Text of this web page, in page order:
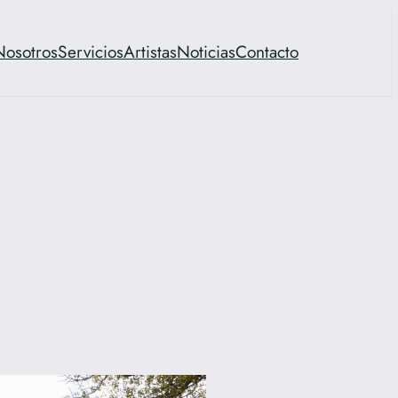
ServiciosArtistasNoticiasContacto